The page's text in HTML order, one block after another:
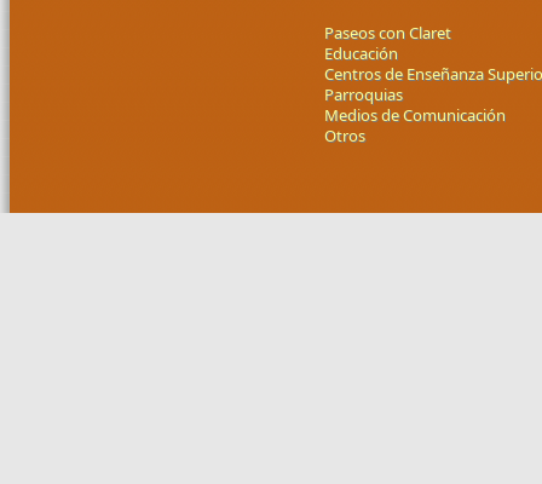
Paseos con Claret
Educación
Centros de Enseñanza
Parroquias
Medios de Comunicación
Otros